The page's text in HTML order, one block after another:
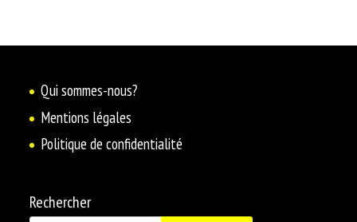
Qui sommes-nous?
Mentions légales
Politique de confidentialité
Rechercher